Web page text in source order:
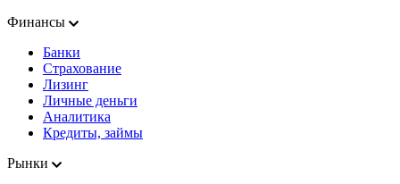
Финансы
Банки
Страхование
Лизинг
Личные деньги
Аналитика
Кредиты, займы
Рынки